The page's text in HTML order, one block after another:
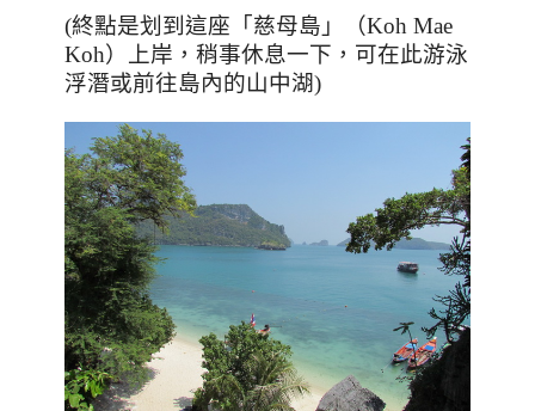
(終點是划到這座 「慈母島」（Koh Mae
Koh）
上岸，稍事休息一下，可在此游泳
浮潛或前往島內的山中湖)